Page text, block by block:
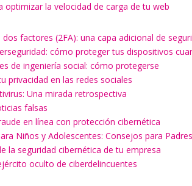
optimizar la velocidad de carga de tu web
factores (2FA): una capa adicional de
cómo proteger tus dispositivos
de ingeniería social: cómo protegerse
privacidad en las redes sociales
Una mirada retrospectiva
falsas
en línea con protección cibernética
Niños y Adolescentes: Consejos para Padres
la seguridad cibernética de tu empresa
oculto de ciberdelincuentes